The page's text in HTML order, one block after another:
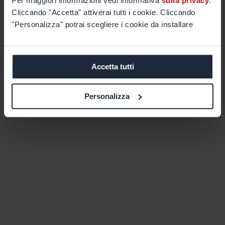
Cliccando "Accetta" attiverai tutti i cookie. Cliccando
"Personalizza" potrai scegliere i cookie da installare
Accetta tutti
Personalizza